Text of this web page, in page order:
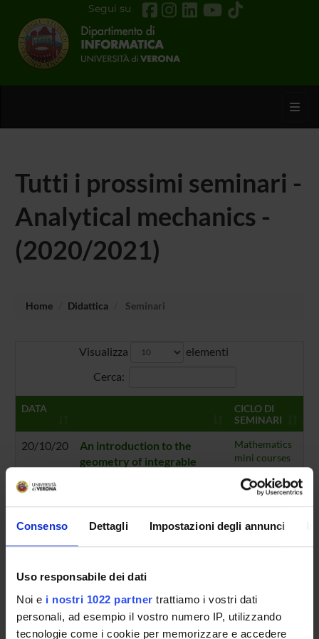
Consenso Dettagli Impostazioni degli annunci
Uso responsabile dei dati
Noi e i nostri 1022 partner trattiamo i vostri dati
personali, ad esempio il vostro numero IP, utilizzando
tecnologie come i cookie per memorizzare e accedere
Segui su
Tutti i prossimi seminari -
Analytical mechanics -
(2020/2021)
Home Didattica Seminari
Visualizza
elementi
Cerca:
DATA
CICLO DI
SEMINARI
20/10/20
An introduction to the
geometry of integrable
minicourse will take place
between the end of
Orario:Online seminar |
(Universidade Federal
Fluminense)
Mathematics
mini courses
2020-21